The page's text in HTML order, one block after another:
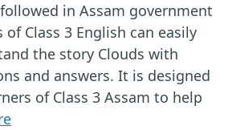
in Assam government
Class 3 English can easily
the story Clouds with
and answers. It is designed
of Class 3 Assam to help